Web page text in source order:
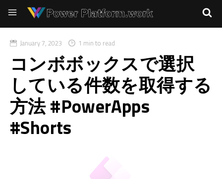
January 7, 2023 1 min to read
コンボボックスで選択
している件数を取得する
方法 #PowerApps
#Shorts